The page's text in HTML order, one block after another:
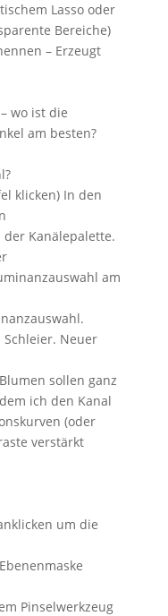
Lasso oder
Bereiche)
– Erzeugt
wo ist die
am besten?
klicken) In den
Kanälepalette.
am
Neuer
sollen ganz
ich den Kanal
(oder
verstärkt
um die
Pinselwerkzeug